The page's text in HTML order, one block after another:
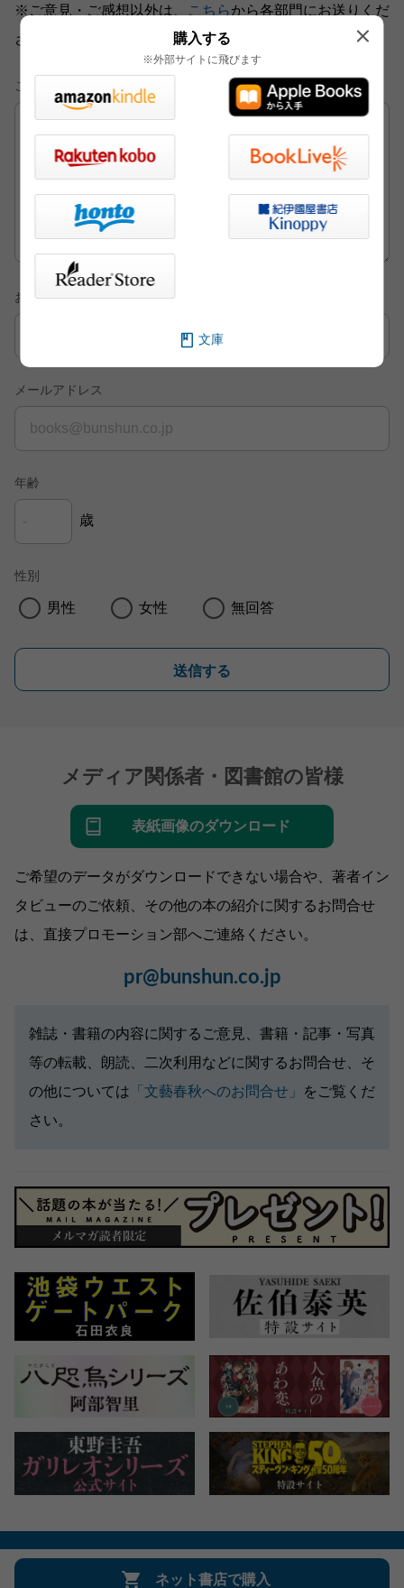
※ご意見・ご感想以外は、
こちらから各部門にお送りくだ
さい。
ご意見・ご感想
お名前
メールアドレス
年齢
歳
性別
男性 女性 無回答
送信する
メディア関係者・図書館の皆様
表紙画像のダウンロード
ご希望のデータがダウンロードできない場合や、著者イン
タビューのご依頼、その他の本の紹介に関するお問合せ
は、直接プロモーション部へご連絡ください。
pr@bunshun.co.jp
雑誌・書籍の内容に関するご意見、書籍・記事・写真
等の転載、朗読、二次利用などに関するお問合せ、そ
の他については 「文藝春秋へのお問合せ」
をご覧くだ
さい。
購入する
※外部サイトに飛びます
文庫
ネット書店で購入
会社概要 自費出版のご案内 お問合せ
株式会社文藝春秋 文春オンライン Number Web